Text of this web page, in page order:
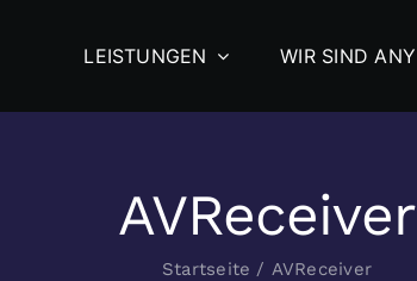
LEISTUNGEN WIR SIND ANY
AVReceiver
Startseite / AVReceiver